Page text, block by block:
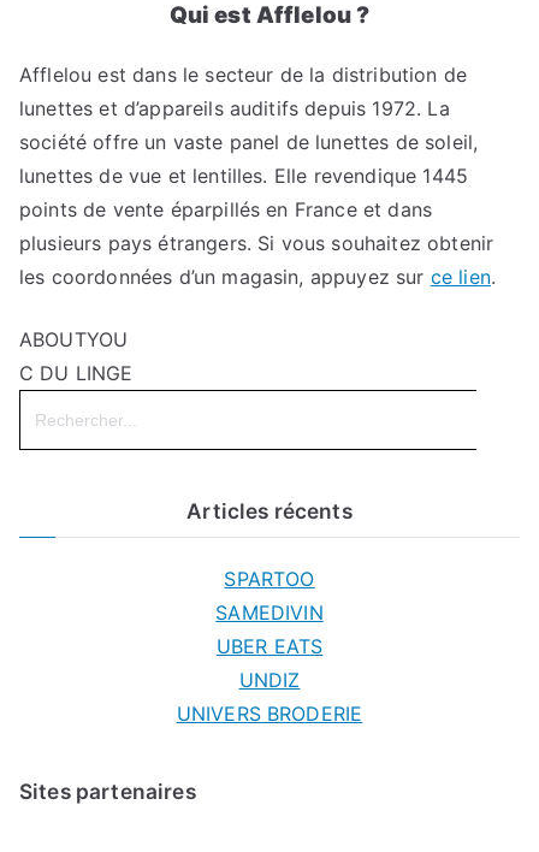
Qui est Afflelou ?
Afflelou est dans le secteur de la distribution de
lunettes et d’appareils auditifs depuis 1972. La
société offre un vaste panel de lunettes de soleil,
lunettes de vue et lentilles. Elle revendique 1445
points de vente éparpillés en France et dans
plusieurs pays étrangers. Si vous souhaitez obtenir
les coordonnées d’un magasin, appuyez sur ce lien.
ABOUTYOU
C DU LINGE
Search
for:
Articles récents
SPARTOO
SAMEDIVIN
UBER EATS
UNDIZ
UNIVERS BRODERIE
Sites partenaires